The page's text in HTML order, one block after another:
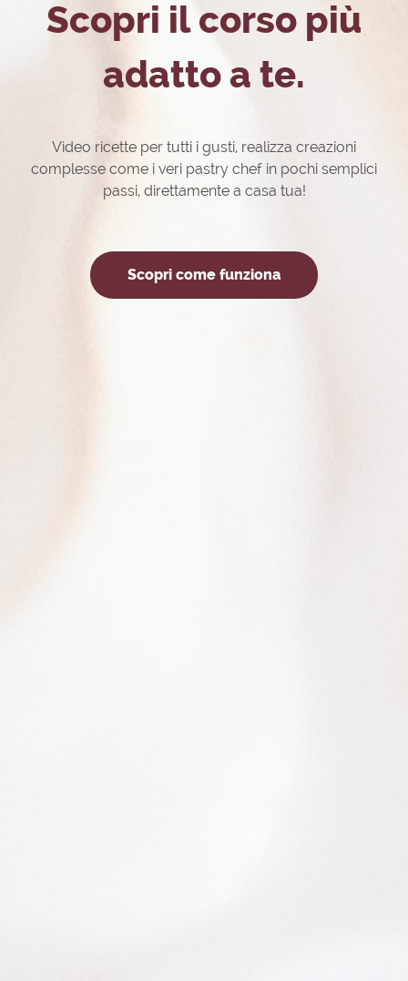
Scopri il corso più
adatto a te.
Video ricette per tutti i gusti, realizza creazioni
complesse come i veri pastry chef in pochi semplici
passi, direttamente a casa tua!
Scopri come funziona